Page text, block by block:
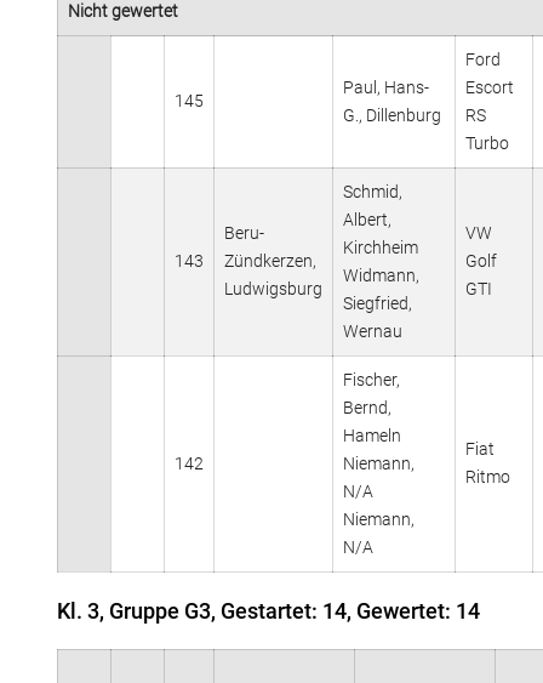
Nicht gewertet
145
Paul, Hans-
G., Dillenburg
Ford
Escort
RS
Turbo
143
Beru-
Zündkerzen,
Ludwigsburg
Schmid,
Albert,
Kirchheim
Widmann,
Siegfried,
Wernau
VW
Golf
GTI
142
Fischer,
Bernd,
Hameln
Niemann,
N/A
Niemann,
N/A
Fiat
Ritmo
Kl. 3, Gruppe G3, Gestartet: 14, Gewertet: 14